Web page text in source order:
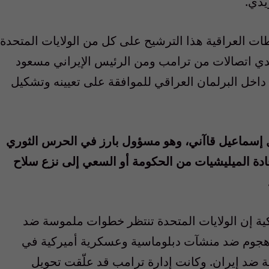
العراقية هذا الترشيح على كل من الولايات المتحدة
اتصالات من ترامب ومن الرئيس الإيراني مسعود
البرلمان العراقي للموافقة على تعيينه وتشكيل
إسماعيل قاآني، وهو مسؤول بارز في الحرس الثوري
قادة الميليشيات من الحكومة أو السعي إلى نزع سلاح
إن الولايات المتحدة تنتظر خطوات ملموسة ضد
الميليشيات، التي تتهمها واشنطن بتنفيذ 600 هجوم ضد منشآت دبلوماسية وعسكرية أميركية في
ضد إيران. وكانت إدارة ترامب قد علّقت تحويل